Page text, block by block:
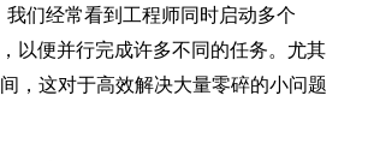
们经常看到工程师同时启动多个
以便并行完成许多不同的任务。尤其
，这对于高效解决大量零碎的小问题